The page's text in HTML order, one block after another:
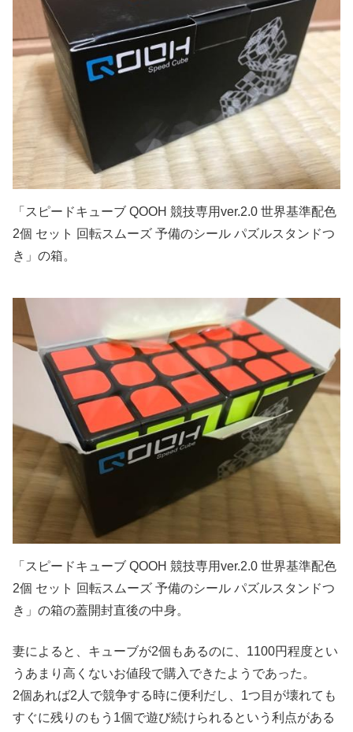
「スピードキューブ QOOH 競技専用ver.2.0 世界基準配色
2個 セット 回転スムーズ 予備のシール パズルスタンドつ
き」の箱。
「スピードキューブ QOOH 競技専用ver.2.0 世界基準配色
2個 セット 回転スムーズ 予備のシール パズルスタンドつ
き」の箱の蓋開封直後の中身。
妻によると、キューブが2個もあるのに、1100円程度とい
うあまり高くないお値段で購入できたようであった。
2個あれば2人で競争する時に便利だし、1つ目が壊れても
すぐに残りのもう1個で遊び続けられるという利点がある